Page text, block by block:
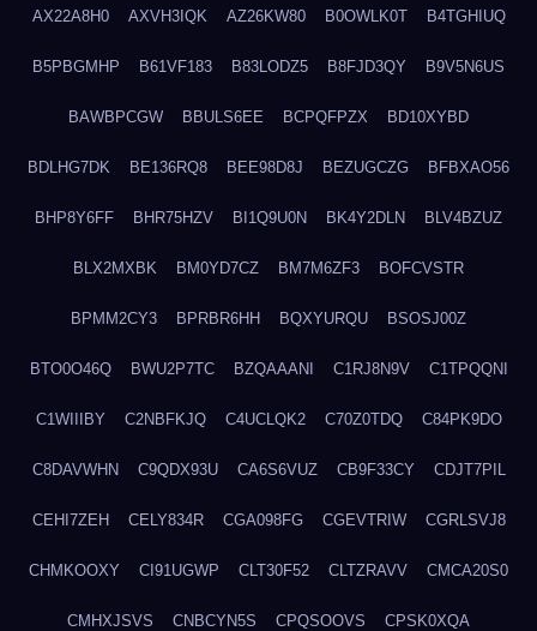
AX22A8H0 AXVH3IQK AZ26KW80 B0OWLK0T B4TGHIUQ
B5PBGMHP B61VF183 B83LODZ5 B8FJD3QY B9V5N6US
BAWBPCGW BBULS6EE BCPQFPZX BD10XYBD
BDLHG7DK BE136RQ8 BEE98D8J BEZUGCZG BFBXAO56
BHP8Y6FF BHR75HZV BI1Q9U0N BK4Y2DLN BLV4BZUZ
BLX2MXBK BM0YD7CZ BM7M6ZF3 BOFCVSTR
BPMM2CY3 BPRBR6HH BQXYURQU BSOSJ00Z
BTO0O46Q BWU2P7TC BZQAAANI C1RJ8N9V C1TPQQNI
C1WIIIBY C2NBFKJQ C4UCLQK2 C70Z0TDQ C84PK9DO
C8DAVWHN C9QDX93U CA6S6VUZ CB9F33CY CDJT7PIL
CEHI7ZEH CELY834R CGA098FG CGEVTRIW CGRLSVJ8
CHMKOOXY CI91UGWP CLT30F52 CLTZRAVV CMCA20S0
CMHXJSVS CNBCYN5S CPQSOOVS CPSK0XQA